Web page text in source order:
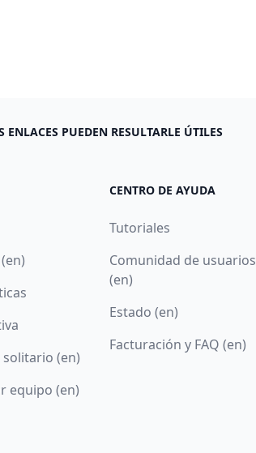
ENLACES PUEDEN RESULTARLE ÚTILES
solitario (en)
equipo (en)
CENTRO DE AYUDA
Tutoriales
Comunidad de usuarios
(en)
Estado (en)
Facturación y FAQ (en)